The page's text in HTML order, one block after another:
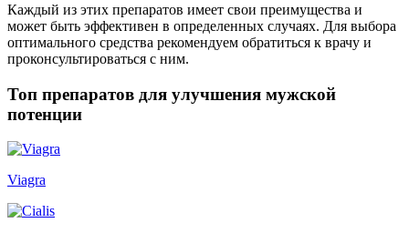
Каждый из этих препаратов имеет свои преимущества и
может быть эффективен в определенных случаях. Для выбора
оптимального средства рекомендуем обратиться к врачу и
проконсультироваться с ним.
Топ препаратов для улучшения мужской
потенции
Viagra